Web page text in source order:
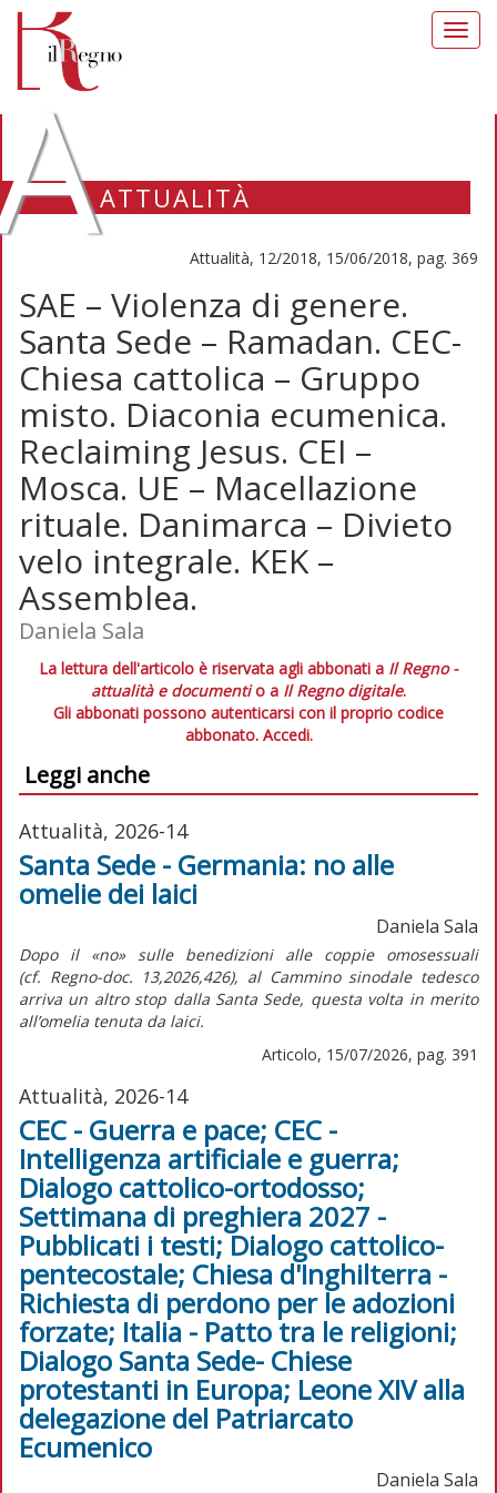
ATTUALITÀ
Attualità, 12/2018, 15/06/2018, pag. 369
SAE – Violenza di genere.
Santa Sede – Ramadan. CEC-
Chiesa cattolica – Gruppo
misto. Diaconia ecumenica.
Reclaiming Jesus. CEI –
Mosca. UE – Macellazione
rituale. Danimarca – Divieto
velo integrale. KEK –
Assemblea.
Daniela Sala
La lettura dell'articolo è riservata agli abbonati a Il Regno -
attualità e documentio a Il Regno digitale.
Gli abbonati possono autenticarsi con il proprio codice
abbonato. Accedi.
Leggi anche
Attualità, 2026-14
Santa Sede - Germania: no alle
omelie dei laici
Daniela Sala
Dopo il «no» sulle benedizioni alle coppie omosessuali
(cf. Regno-doc. 13,2026,426), al Cammino sinodale tedesco
arriva un altro stop dalla Santa Sede, questa volta in merito
all’omelia tenuta da laici.
Articolo, 15/07/2026, pag. 391
Attualità, 2026-14
CEC - Guerra e pace; CEC -
Intelligenza artificiale e guerra;
Dialogo cattolico-ortodosso;
Settimana di preghiera 2027 -
Pubblicati i testi; Dialogo cattolico-
pentecostale; Chiesa d'Inghilterra -
Richiesta di perdono per le adozioni
forzate; Italia - Patto tra le religioni;
Dialogo Santa Sede- Chiese
protestanti in Europa; Leone XIV alla
delegazione del Patriarcato
Ecumenico
Daniela Sala